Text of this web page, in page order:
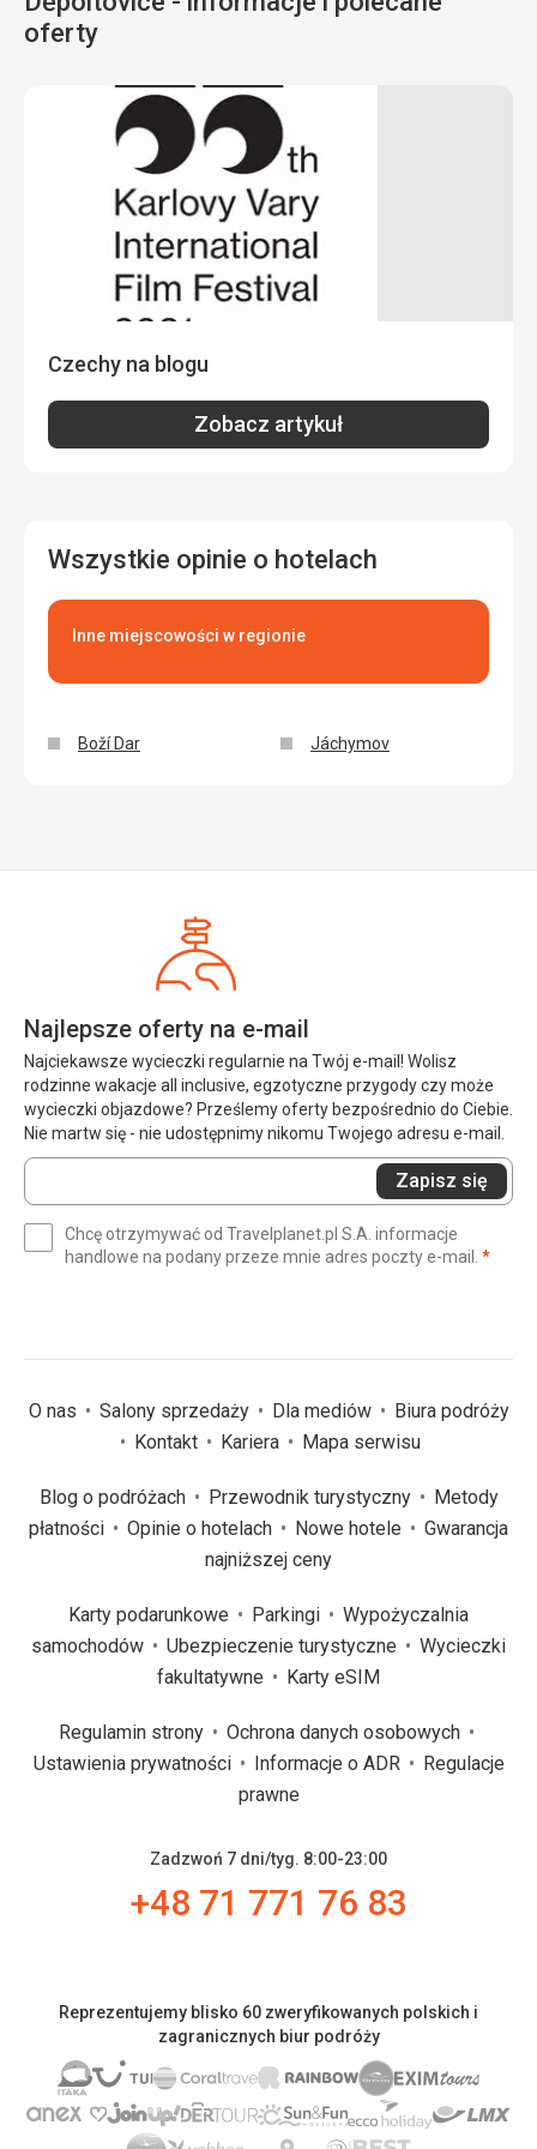
Ta recenzja została automatycznie przetłumaczona za
Zarezerwowaliśmy opcję z półpensjonatem. Śniadania i
kolacje były w formie bufetu. Wybór był wystarczający.
Zakwaterowanie
Zakwaterowano nas w pokoju dwuosobowym bez
balkonu z widokiem na ulicę. Pokój był przestronny i czysty
(sprzątany codziennie). W hotelu było cicho.
W cenę wycieczki wliczona jest godzina gry w kręgle gratis.
Hotel posiada własną plażę i basen hotelowy. Możliwość
zamówienia masażu.
pomocą Google Translate
oferty
Czechy na blogu
Zobacz artykuł
Wszystkie opinie o hotelach
Inne miejscowości w regionie
Boží Dar Jáchymov
Najlepsze oferty na e-mail
Najciekawsze wycieczki regularnie na Twój e-mail! Wolisz
rodzinne wakacje all inclusive, egzotyczne przygody czy może
wycieczki objazdowe? Prześlemy oferty bezpośrednio do Ciebie.
Nie martw się - nie udostępnimy nikomu Twojego adresu e-mail.
Wprowadź
swój
(wymagane)
Zapisz się
Chcę otrzymywać od Travelplanet.pl S.A. informacje
handlowe na podany przeze mnie adres poczty e-mail. *
O nas Salony sprzedaży Dla mediów
Biura podróży
Kontakt
Kariera Mapa serwisu
Blog o podróżach Przewodnik turystyczny
Metody
płatności
Opinie o hotelach Nowe hotele
Gwarancja
najniższej ceny
Karty podarunkowe Parkingi
Wypożyczalnia
samochodów
Ubezpieczenie turystyczne
Wycieczki
fakultatywne
Karty eSIM
Regulamin strony
Ochrona danych osobowych
Ustawienia prywatności
Informacje o ADR
Regulacje
prawne
Zadzwoń 7 dni/tyg. 8:00-23:00
+48 71 771 76 83
Reprezentujemy blisko 60 zweryfikowanych polskich i
zagranicznych biur podróży